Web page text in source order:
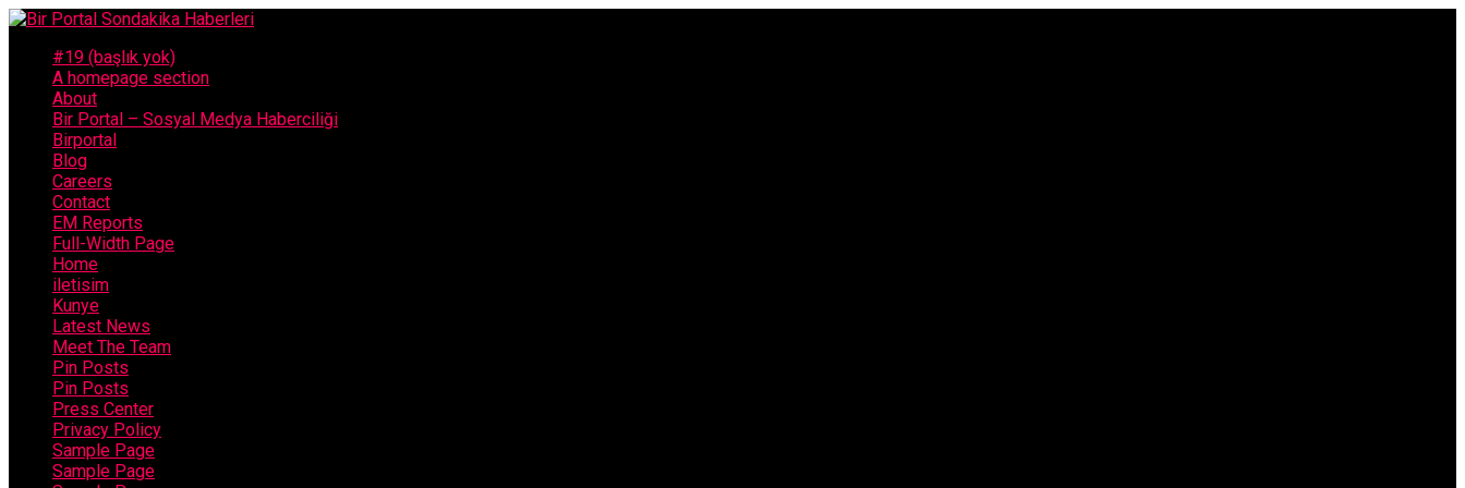
#19 (başlık yok)
A homepage section
About
Bir Portal – Sosyal Medya Haberciliği
Birportal
Blog
Careers
Contact
EM Reports
Full-Width Page
Home
iletisim
Kunye
Latest News
Meet The Team
Pin Posts
Pin Posts
Press Center
Privacy Policy
Sample Page
Sample Page